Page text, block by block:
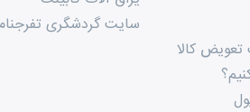
کالا
سایت گردشگری